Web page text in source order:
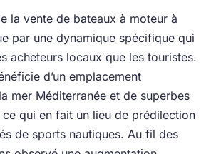
la vente de bateaux à moteur à
par une dynamique spécifique qui
acheteurs locaux que les touristes.
d’un emplacement
mer Méditerranée et de superbes
qui en fait un lieu de prédilection
de sports nautiques. Au fil des